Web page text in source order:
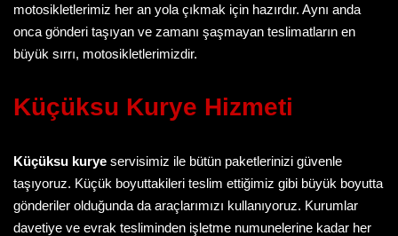
motosikletlerimiz her an yola çıkmak için hazırdır. Aynı anda
onca gönderi taşıyan ve zamanı şaşmayan teslimatların en
büyük sırrı, motosikletlerimizdir.
Küçüksu Kurye Hizmeti
Küçüksu kurye servisimiz ile bütün paketlerinizi güvenle
taşıyoruz. Küçük boyuttakileri teslim ettiğimiz gibi büyük boyutta
gönderiler olduğunda da araçlarımızı kullanıyoruz. Kurumlar
davetiye ve evrak tesliminden işletme numunelerine kadar her